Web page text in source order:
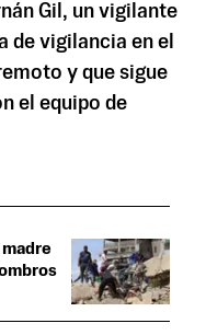
Gil, un vigilante
de vigilancia en el
y que sigue
el equipo de
madre